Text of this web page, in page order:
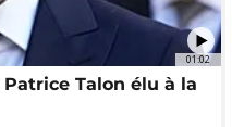
01:02
Talon élu à la